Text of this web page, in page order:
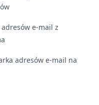
e-mail z
adresów e-mail na